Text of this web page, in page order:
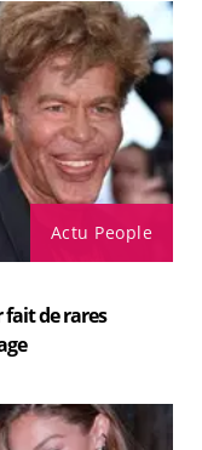
Actu People
de rares